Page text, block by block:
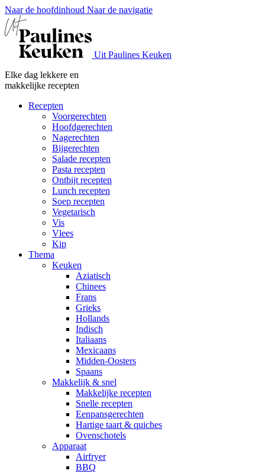
Naar de hoofdinhoud Naar de navigatie
Uit Paulines Keuken
Elke dag lekkere en
makkelijke recepten
Recepten
Voorgerechten
Hoofdgerechten
Nagerechten
Bijgerechten
Salade recepten
Pasta recepten
Ontbijt recepten
Lunch recepten
Soep recepten
Vegetarisch
Vis
Vlees
Kip
Thema
Keuken
Aziatisch
Chinees
Frans
Grieks
Hollands
Indisch
Italiaans
Mexicaans
Midden-Oosters
Spaans
Makkelijk & snel
Makkelijke recepten
Snelle recepten
Eenpansgerechten
Hartige taart & quiches
Ovenschotels
Apparaat
Airfryer
BBQ